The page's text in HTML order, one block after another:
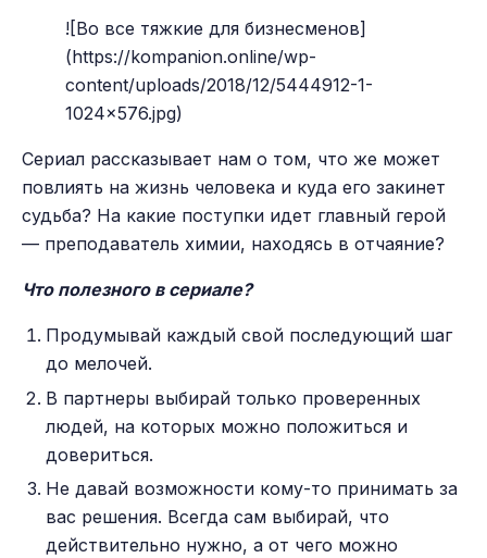
![Во все тяжкие для бизнесменов]
(https://kompanion.online/wp-
content/uploads/2018/12/5444912-1-
1024x576.jpg)
Сериал рассказывает нам о том, что же может
повлиять на жизнь человека и куда его закинет
судьба? На какие поступки идет главный герой
— преподаватель химии, находясь в отчаяние?
Что полезного в сериале?
Продумывай каждый свой последующий шаг
до мелочей.
В партнеры выбирай только проверенных
людей, на которых можно положиться и
довериться.
Не давай возможности кому-то принимать за
вас решения. Всегда сам выбирай, что
действительно нужно, а от чего можно